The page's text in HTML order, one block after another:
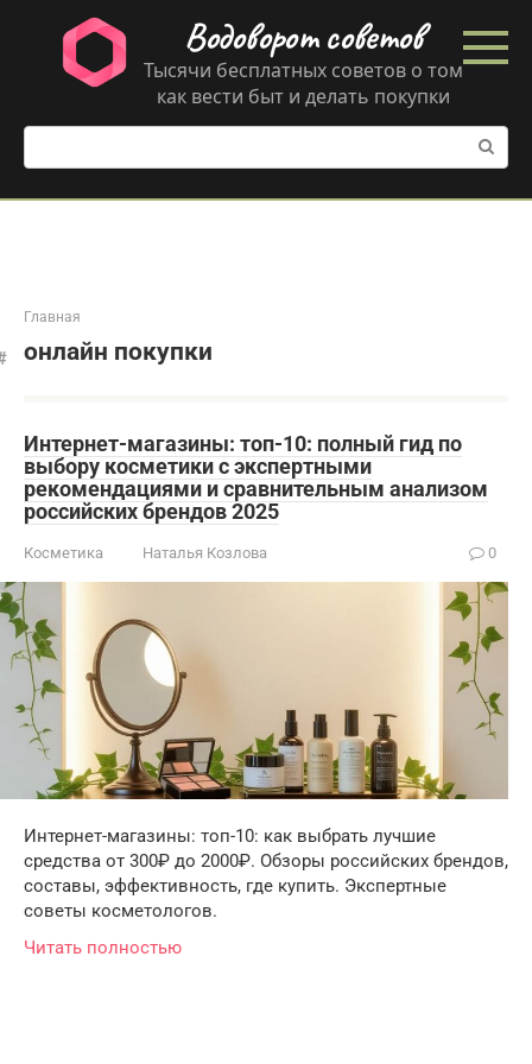
контенту
Водоворот советов
Тысячи бесплатных советов о том
как вести быт и делать покупки
Поиск:
Главная
онлайн покупки
Интернет-магазины: топ-10: полный гид по
выбору косметики с экспертными
рекомендациями и сравнительным анализом
российских брендов 2025
Косметика Наталья Козлова 0
Интернет-магазины: топ-10: как выбрать лучшие
средства от 300₽ до 2000₽. Обзоры российских брендов,
составы, эффективность, где купить. Экспертные
советы косметологов.
Читать полностью